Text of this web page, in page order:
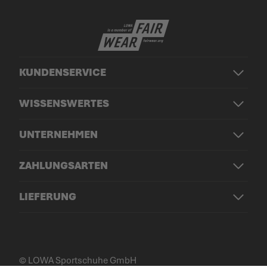
KUNDENSERVICE
WISSENSWERTES
UNTERNEHMEN
ZAHLUNGSARTEN
LIEFERUNG
© LOWA Sportschuhe GmbH